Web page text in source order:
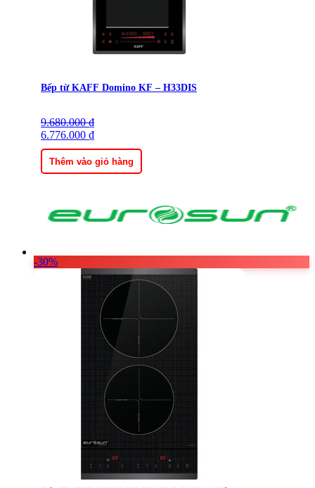
Bếp từ KAFF Domino KF – H33DIS
9.680.000₫
Giá
gốc
là:
9.680.000 ₫.
6.776.000 ₫
Giá
hiện
tại
là:
6.776.000 ₫.
Thêm vào giỏ hàng
-30%